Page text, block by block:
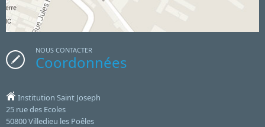
historiques, et pour que la musique vive en ces
lieux.
Les 6
ont exploité cette belle exposition grâce à un
questionnaire préparé par Mme Quesnel en cours
de SVT.
NOUS CONTACTER
Coordonnées
Institution Saint Joseph
25 rue des Ecoles
50800 Villedieu les Poêles